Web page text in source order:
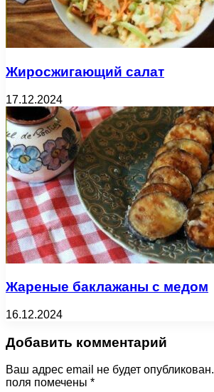
Жиросжигающий салат
17.12.2024
Жареные баклажаны с медом
16.12.2024
Добавить комментарий
Ваш адрес email не будет опубликован.
поля помечены *